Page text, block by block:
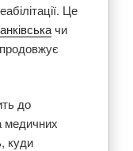
Це
чи
до
медичних
куди